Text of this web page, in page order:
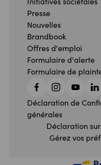
Presse
Nouvelles
Brandbook
Offres d'emploi
Formulaire d'alerte
Formulaire de
FacebookInstagram
YouTube
Déclaration de
générales
Déclaration
Gérez vos